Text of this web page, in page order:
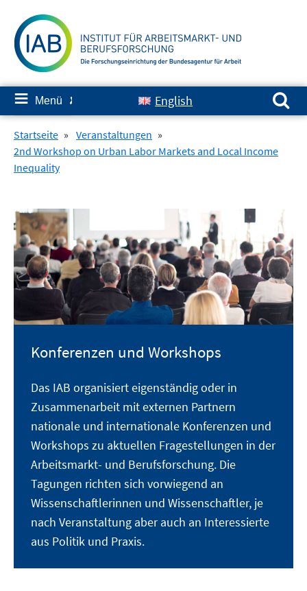
zum
Inhalt
≡ Menü ✘ English
Suchen nach:
Startseite » Veranstaltungen »
2nd Workshop on Urban Labor Markets and Local Income
Inequality
Konferenzen und Workshops
Das IAB organisiert eigenständig oder in
Zusammenarbeit mit externen Partnern
nationale und internationale Konferenzen und
Workshops zu aktuellen Fragestellungen in der
Arbeitsmarkt- und Berufsforschung. Die
Tagungen richten sich vorwiegend an
Wissenschaftlerinnen und Wissenschaftler, je
nach Veranstaltung aber auch an Interessierte
aus Politik und Praxis.